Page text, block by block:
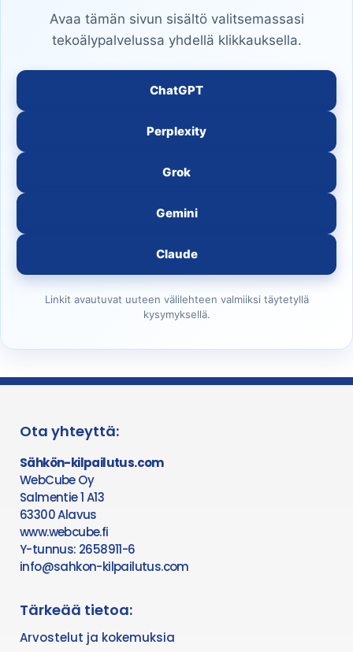
Avaa tämän sivun sisältö valitsemassasi
tekoälypalvelussa yhdellä klikkauksella.
ChatGPT
Perplexity
Grok
Gemini
Claude
Linkit avautuvat uuteen välilehteen valmiiksi täytetyllä
kysymyksellä.
Ota yhteyttä:
Sähkön-kilpailutus.com
WebCube Oy
Salmentie 1 A13
63300 Alavus
www.webcube.fi
Y-tunnus: 2658911-6
info@sahkon-kilpailutus.com
Tärkeää tietoa:
Arvostelut ja kokemuksia